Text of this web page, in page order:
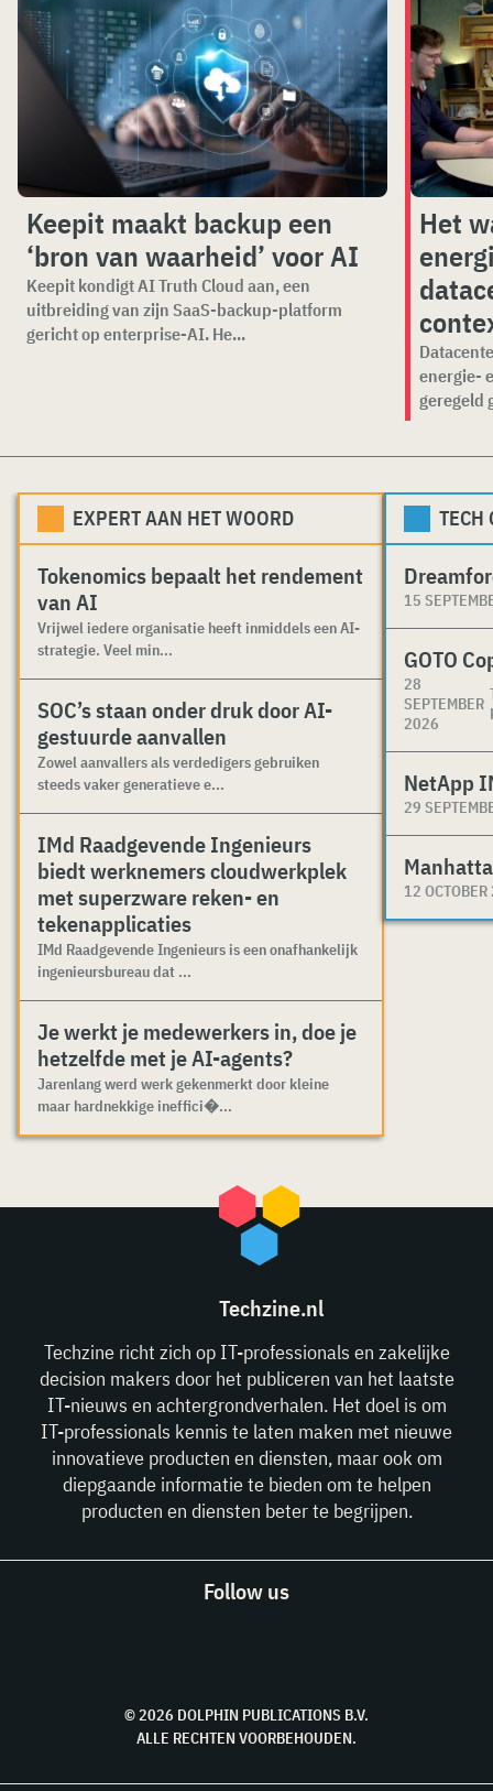
Keepit maakt backup een
‘bron van waarheid’ voor AI
Keepit kondigt AI Truth Cloud aan, een
uitbreiding van zijn SaaS-backup-platform
gericht op enterprise-AI. He...
Het
energie-
geregeld
EXPERT AAN HET WOORD
Tokenomics bepaalt het rendement
van AI
Vrijwel iedere organisatie heeft inmiddels een AI-
strategie. Veel min...
SOC’s staan onder druk door AI-
gestuurde aanvallen
Zowel aanvallers als verdedigers gebruiken
steeds vaker generatieve e...
IMd Raadgevende Ingenieurs
biedt werknemers cloudwerkplek
met superzware reken- en
tekenapplicaties
IMd Raadgevende Ingenieurs is een onafhankelijk
ingenieursbureau dat ...
Je werkt je medewerkers in, doe je
hetzelfde met je AI-agents?
Jarenlang werd werk gekenmerkt door kleine
maar hardnekkige ineffici�...
TECH
15
GOTO
28
SEPTEMBER
2026
NetApp
29
12
Techzine.nl
Techzine richt zich op IT-professionals en zakelijke
decision makers door het publiceren van het laatste
IT-nieuws en achtergrondverhalen. Het doel is om
IT-professionals kennis te laten maken met nieuwe
innovatieve producten en diensten, maar ook om
diepgaande informatie te bieden om te helpen
producten en diensten beter te begrijpen.
Follow us
© 2026 DOLPHIN PUBLICATIONS B.V.
ALLE RECHTEN VOORBEHOUDEN.